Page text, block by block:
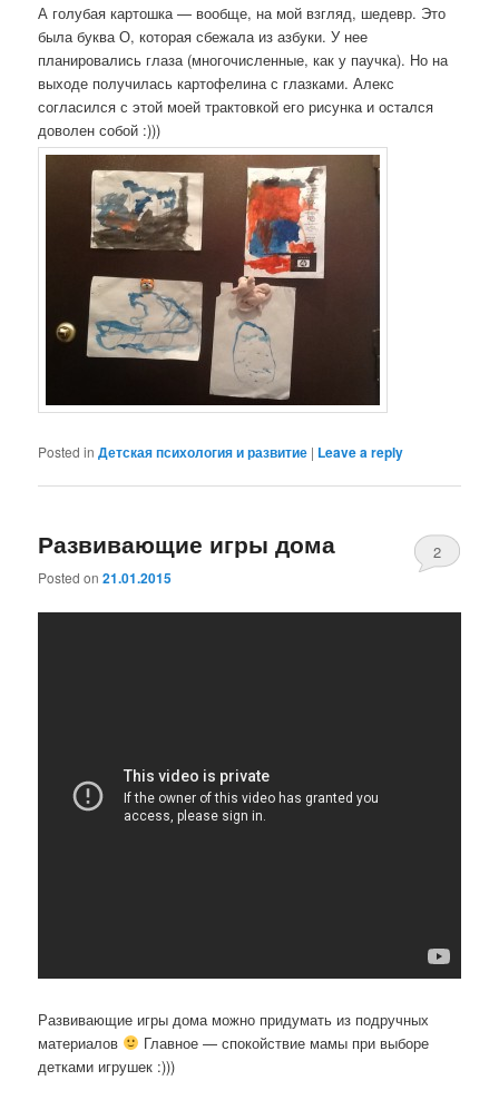
А голубая картошка — вообще, на мой взгляд, шедевр. Это
была буква О, которая сбежала из азбуки. У нее
планировались глаза (многочисленные, как у паучка). Но на
выходе получилась картофелина с глазками. Алекс
согласился с этой моей трактовкой его рисунка и остался
доволен собой :)))
Posted in Детская психология и развитие | Leave a reply
Развивающие игры дома
Posted on21.01.2015
2
Развивающие игры дома можно придумать из подручных
материалов
Главное — спокойствие мамы при выборе
детками игрушек :)))